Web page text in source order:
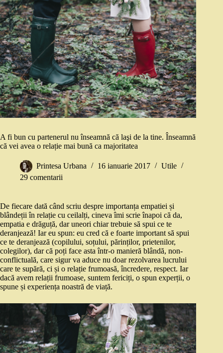
A fi bun cu partenerul nu înseamnă că laşi de la tine. Înseamnă
că vei avea o relație mai bună ca majoritatea
Printesa Urbana 16 ianuarie 2017
Utile
29 comentarii
De fiecare dată când scriu despre importanța empatiei și
blândeții în relație cu ceilalți, cineva îmi scrie înapoi că da,
empatia e drăguță, dar uneori chiar trebuie să spui ce te
deranjează! Iar eu spun: eu cred că e foarte important să spui
ce te deranjează (copilului, soțului, părinților, prietenilor,
colegilor), dar că poți face asta într-o manieră blândă, non-
conflictuală, care sigur va aduce nu doar rezolvarea lucrului
care te supără, ci și o relație frumoasă, încredere, respect. Iar
dacă avem relații frumoase, suntem fericiți, o spun experții, o
spune și experiența noastră de viață.